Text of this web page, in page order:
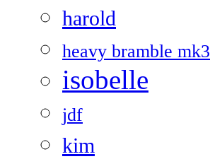
harold
heavy bramble mk3
isobelle
jdf
kim